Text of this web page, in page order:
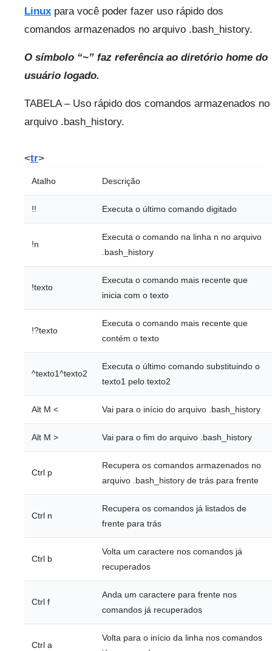
Linux para você poder fazer uso rápido dos
comandos armazenados no arquivo .bash_history.
O símbolo “~” faz referência ao diretório home do
usuário logado.
TABELA – Uso rápido dos comandos armazenados no
arquivo .bash_history.
<tr>
Atalho Descrição
!! Executa o último comando digitado
!n
Executa o comando na linha n no arquivo
.bash_history
!texto
Executa o comando mais recente que
inicia com o texto
!?texto
Executa o comando mais recente que
contém o texto
^texto1^texto2
Executa o último comando substituindo o
texto1 pelo texto2
Alt M < Vai para o início do arquivo .bash_history
Alt M > Vai para o fim do arquivo .bash_history
Ctrl p
Recupera os comandos armazenados no
arquivo .bash_history de trás para frente
Ctrl n
Recupera os comandos já listados de
frente para trás
Ctrl b
Volta um caractere nos comandos já
recuperados
Ctrl f
Anda um caractere para frente nos
comandos já recuperados
Ctrl a
Volta para o início da linha nos comandos